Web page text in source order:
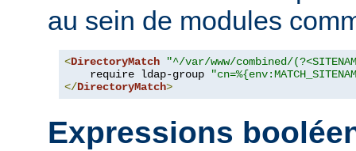
au sein de modules
<DirectoryMatch
"^/var/www/combined/
    require ldap-group
</DirectoryMatch>
Expressions